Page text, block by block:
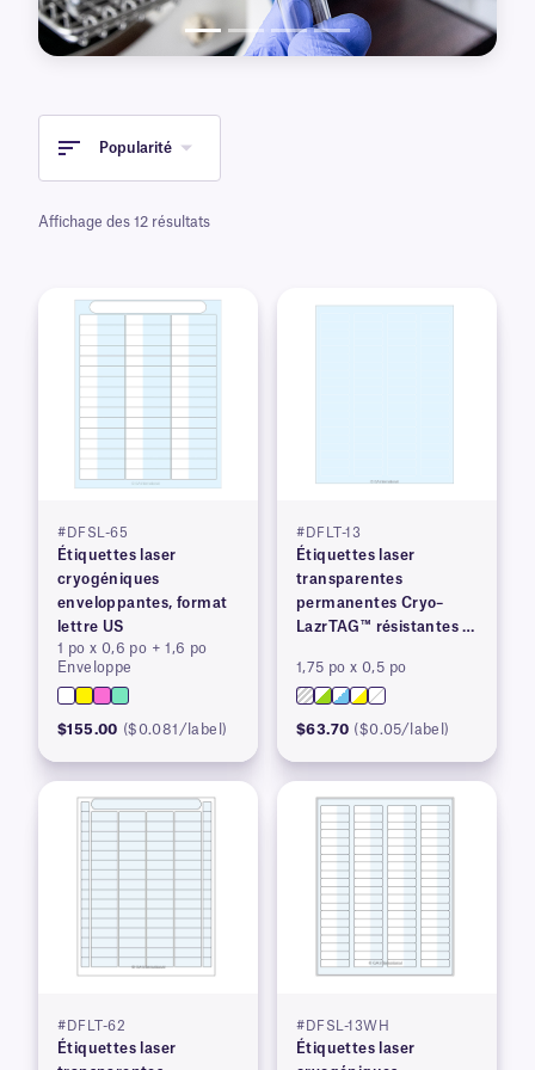
Popularité
Affichage des 12 résultats
#DFSL-65
Étiquettes laser
cryogéniques
enveloppantes, format
lettre US
1 po x 0,6 po + 1,6 po
Enveloppe
$155.00 ($0.081/label)
#DFLT-13
Étiquettes laser
transparentes
permanentes Cryo–
LazrTAG™ résistantes à
l'autoclave
1,75 po x 0,5 po
$63.70 ($0.05/label)
#DFLT-62
Étiquettes laser
#DFSL-13WH
Étiquettes laser